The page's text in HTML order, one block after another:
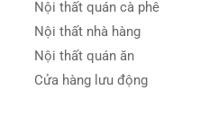
Nội thất quán cà phê
Nội thất nhà hàng
Nội thất quán ăn
Cửa hàng lưu động